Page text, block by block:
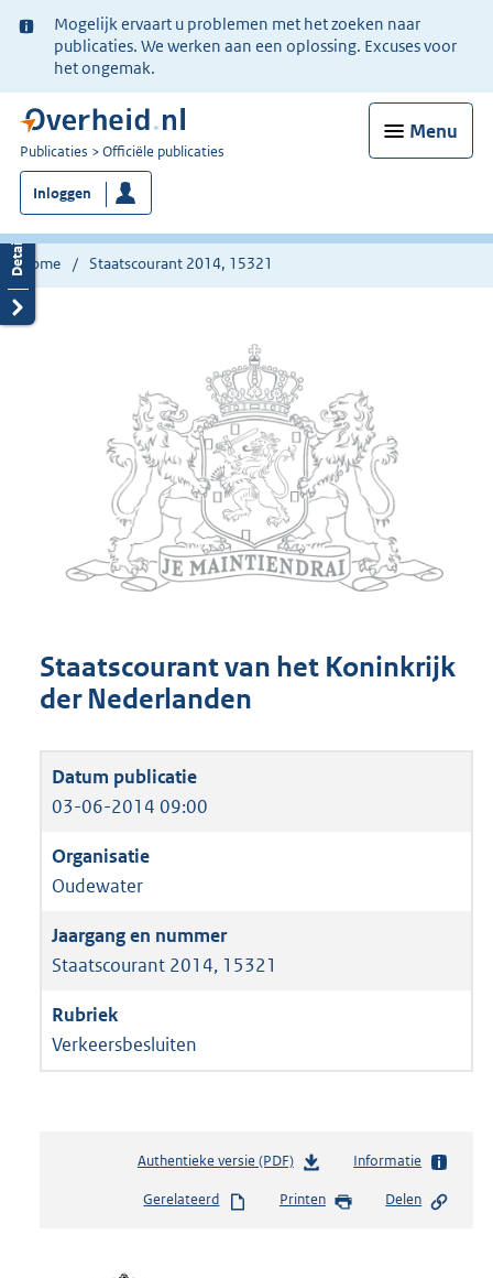
Ter
informatie:
Mogelijk ervaart u problemen met het zoeken naar
publicaties. We werken aan een oplossing. Excuses voor
het ongemak.
Menu
U
bent
nu
hier:
Publicaties Officiële publicaties
Inloggen
Home Staatscourant 2014, 15321
Staatscourant van het Koninkrijk
der Nederlanden
03-06-2014 09:00
Oudewater
Staatscourant 2014, 15321
Verkeersbesluiten
Authentieke versie (PDF)b
s
Informatie
Gerelateerd Printen Delen